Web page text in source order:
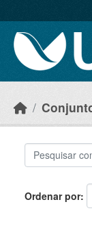
Ordenar por